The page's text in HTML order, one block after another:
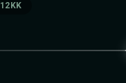
12KK